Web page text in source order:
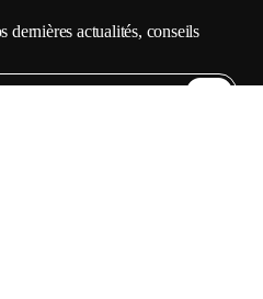
dernières actualités, conseils